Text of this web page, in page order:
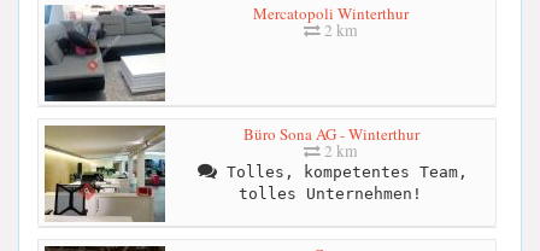
Mercatopoli Winterthur
2 km
Büro Sona AG - Winterthur
2 km
Tolles, kompetentes Team,
tolles Unternehmen!